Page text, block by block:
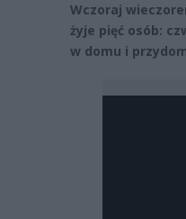
Wczoraj
żyje pięć osób:
w domu i